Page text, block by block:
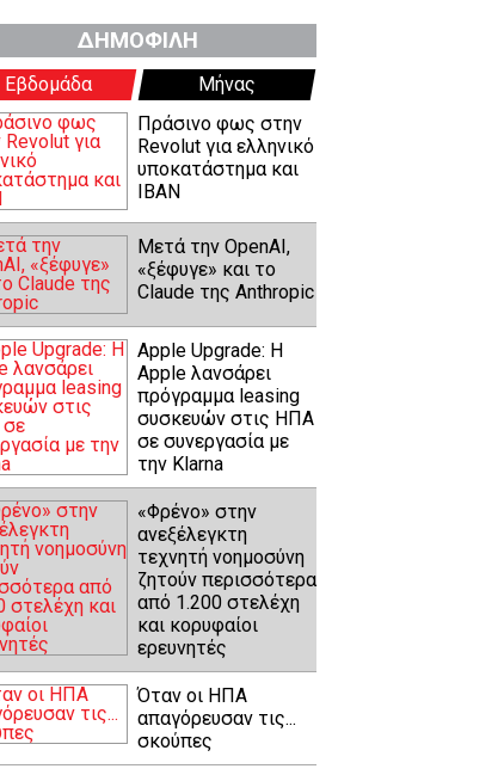
ΔΗΜΟΦΙΛΗ
Εβδομάδα
Μήνας
Πράσινο φως στην
Revolut για ελληνικό
υποκατάστημα και
IBAN
Μετά την OpenAI,
«ξέφυγε» και το
Claude της Anthropic
Apple Upgrade: Η
Apple λανσάρει
πρόγραμμα leasing
συσκευών στις ΗΠΑ
σε συνεργασία με
την Klarna
«Φρένο» στην
ανεξέλεγκτη
τεχνητή νοημοσύνη
ζητούν περισσότερα
από 1.200 στελέχη
και κορυφαίοι
ερευνητές
Όταν οι ΗΠΑ
απαγόρευσαν τις...
σκούπες